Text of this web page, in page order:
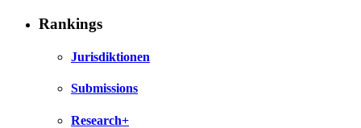
Rankings
Jurisdiktionen
Submissions
Research+